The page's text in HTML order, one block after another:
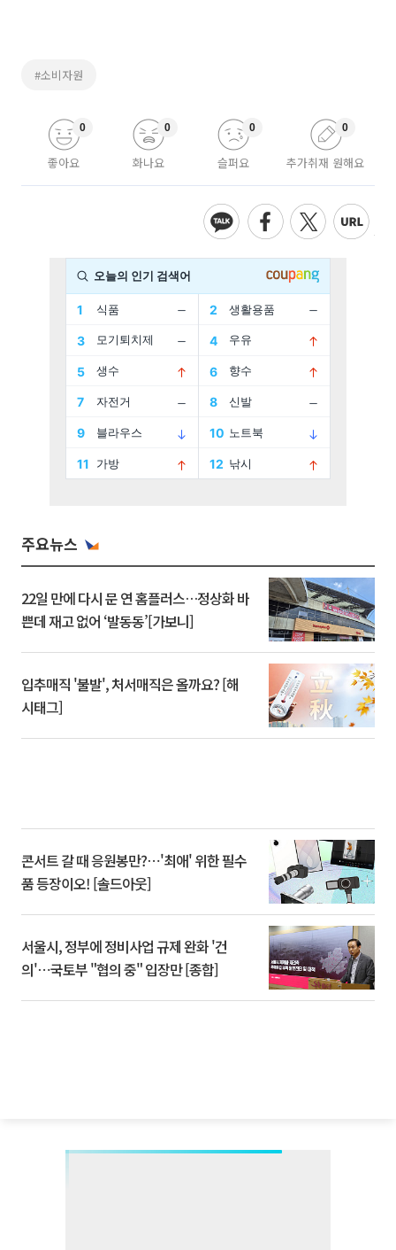
#소비자원
좋아요
0
화나요
0
슬퍼요
0
추가취재 원해요
0
주요뉴스
22일 만에 다시 문 연 홈플러스…정상화 바
쁜데 재고 없어 ‘발동동’[가보니]
입추매직 '불발', 처서매직은 올까요? [해
시태그]
콘서트 갈 때 응원봉만?⋯'최애' 위한 필수
품 등장이오! [솔드아웃]
서울시, 정부에 정비사업 규제 완화 '건
의'⋯국토부 "협의 중" 입장만 [종합]